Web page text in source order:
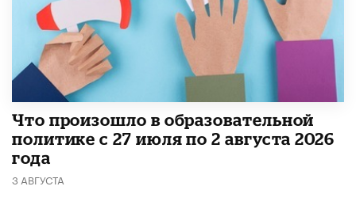
​Что произошло в образовательной
политике с 27 июля по 2 августа 2026
года
3 АВГУСТА